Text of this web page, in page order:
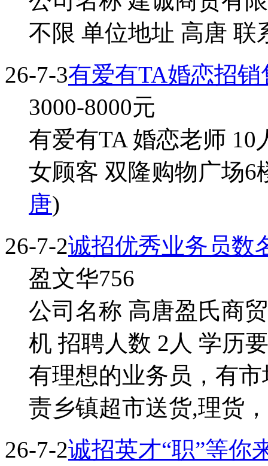
不限 单位地址 高唐 联
26-7-3有爱有TA婚恋招销
3000-8000元
有爱有TA 婚恋老师
女顾客 双隆购物广场6
唐)
26-7-2诚招优秀业务员数
盈文华756
公司名称 高唐盈氏商
机 招聘人数 2人 学历
有理想的业务员，有
责乡镇超市送货,理货
26-7-2诚招英才“职”等你